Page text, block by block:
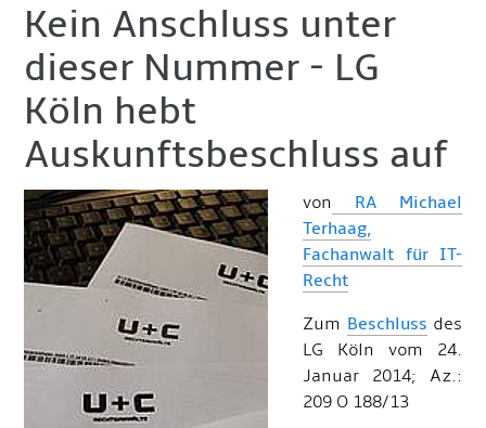
Kein Anschluss unter
dieser Nummer - LG
Köln hebt
Auskunftsbeschluss auf
von
RA Michael
Terhaag,
Fachanwalt für IT-
Recht
Zum Beschluss des
LG Köln vom 24.
Januar 2014; Az.:
209 O 188/13